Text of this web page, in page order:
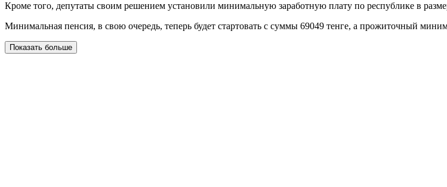
Кроме того, депутаты своим решением установили минимальную заработную плату по республике в
Минимальная пенсия, в свою очередь, теперь будет стартовать с суммы 69049 тенге, а прожиточный
Показать больше